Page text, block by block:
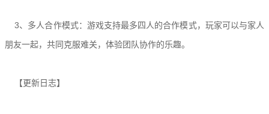
3、多人合作模式：游戏支持最多四人的合作模式，玩家可以与家人
朋友一起，共同克服难关，体验团队协作的乐趣。
【更新日志】